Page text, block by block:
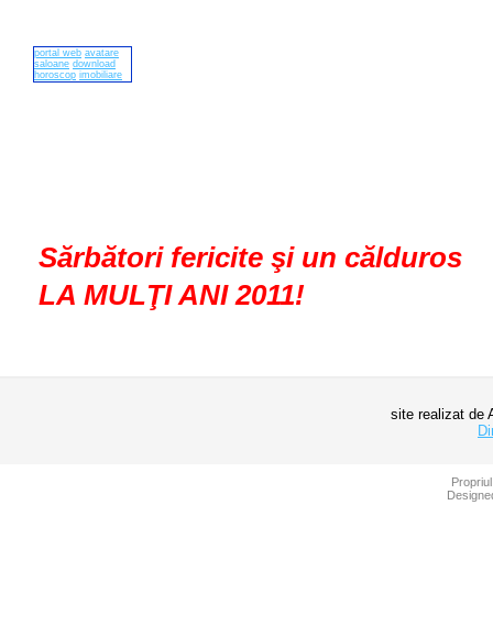
portal web avatare
saloane download
horoscop imobiliare
Sărbători fericite şi un călduros
LA MULŢI ANI 2011!
site